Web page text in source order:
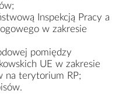
Inspekcją Pracy a
w zakresie
pomiędzy
UE w zakresie
na terytorium RP;